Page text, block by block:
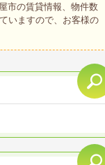
市の賃貸情報、物件数
いますので、お客様の